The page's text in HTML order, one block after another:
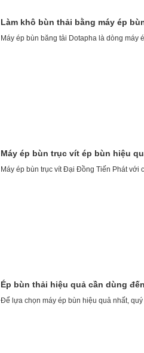
Làm khô bùn thải bằng máy ép
Máy ép bùn băng tải Dotapha là dòng
Máy ép bùn trục vít ép bùn hiệu
Máy ép bùn trục vít Đại Đồng Tiến Phát với
Ép bùn thải hiệu quả cần dùng
Để lựa chọn máy ép bùn hiệu quả nhất,